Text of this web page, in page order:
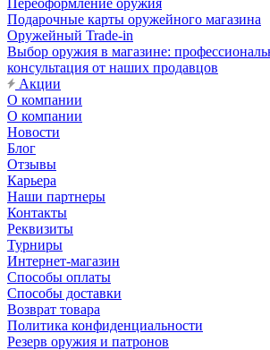
Переоформление оружия
Подарочные карты оружейного магазина
Оружейный Trade-in
Выбор оружия в магазине:
консультация от наших продавцов
Акции
О компании
О компании
Новости
Блог
Отзывы
Карьера
Наши партнеры
Контакты
Реквизиты
Турниры
Интернет-магазин
Способы оплаты
Способы доставки
Возврат товара
Политика конфиденциальности
Резерв оружия и патронов